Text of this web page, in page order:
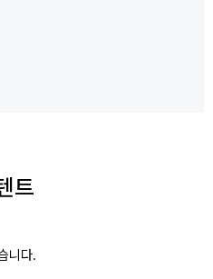
트
니다.